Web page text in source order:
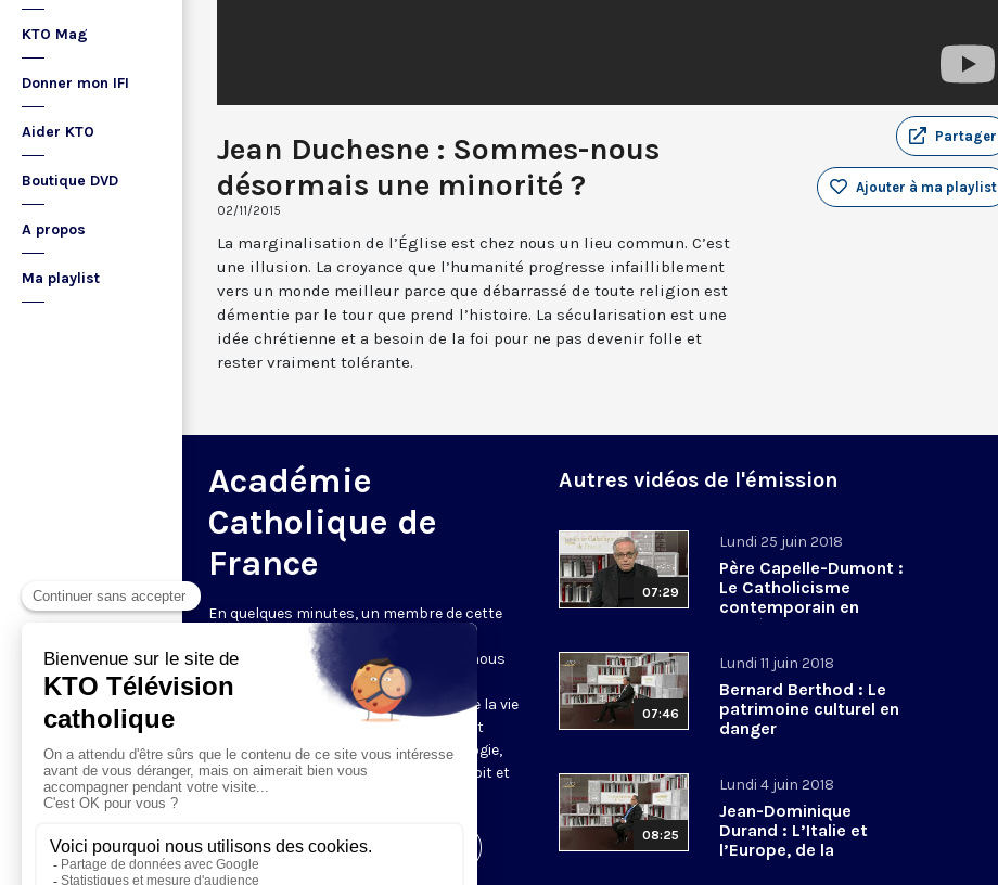
KTO Mag
Donner mon IFI
Aider KTO
Boutique DVD
A propos
Ma playlist
Jean Duchesne : Sommes-nous
désormais une minorité ?
02/11/2015
Partager
Ajouter à ma playlist
La marginalisation de l’Église est chez nous un lieu commun. C’est
une illusion. La croyance que l’humanité progresse infailliblement
vers un monde meilleur parce que débarrassé de toute religion est
démentie par le tour que prend l’histoire. La sécularisation est une
idée chrétienne et a besoin de la foi pour ne pas devenir folle et
rester vraiment tolérante.
Académie
Catholique de
France
En quelques minutes, un membre de cette
Académie - fondée en 2009 « pour le
rayonnement du savoir et de la foi » - nous
parle de son sujet de prédilection, qu'il
s'agisse de médecine ou de sciences de la vie
et de l'univers, de sciences humaines et
sociales ou de philosophie et de théologie,
des arts et des lettres ou encore de droit et
de sciences économiques.
Visiter la page de l'émission
Autres vidéos de l'émission
07:29
Lundi 25 juin 2018
Père Capelle-Dumont :
Le Catholicisme
contemporain en
procès
07:46
Lundi 11 juin 2018
Bernard Berthod : Le
patrimoine culturel en
danger
08:25
Lundi 4 juin 2018
Jean-Dominique
Durand : L’Italie et
l’Europe, de la